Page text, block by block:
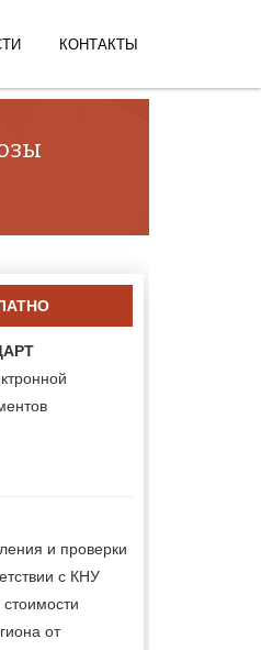
КОНТАКТЫ
и проверки
с КНУ
от